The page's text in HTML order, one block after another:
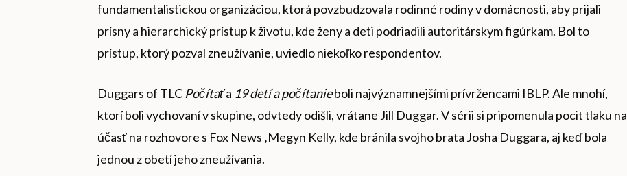
fundamentalistickou organizáciou, ktorá povzbudzovala rodinné rodiny v domácnosti, aby prijali
prísny a hierarchický prístup k životu, kde ženy a deti podriadili autoritárskym figúrkam. Bol to
prístup, ktorý pozval zneužívanie, uviedlo niekoľko respondentov.
Duggars of TLC Počítaťa 19 detí a počítanieboli najvýznamnejšími prívržencami IBLP. Ale mnohí,
ktorí boli vychovaní v skupine, odvtedy odišli, vrátane Jill Duggar. V sérii si pripomenula pocit tlaku na
účasť na rozhovore s Fox News ‚Megyn Kelly, kde bránila svojho brata Josha Duggara, aj keď bola
jednou z obetí jeho zneužívania.